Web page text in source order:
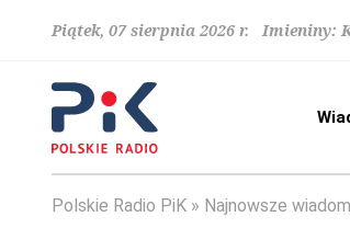
Piątek, 07 sierpnia 2026 r. Imieniny:
Polskie Radio PiK Najnowsze